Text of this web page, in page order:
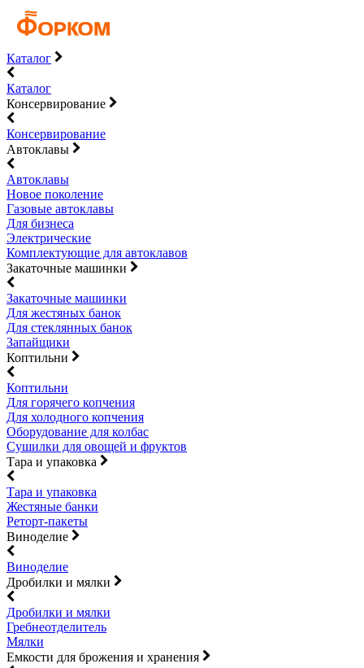
Каталог
Каталог
Консервирование
Консервирование
Автоклавы
Автоклавы
Новое поколение
Газовые автоклавы
Для бизнеса
Электрические
Комплектующие для автоклавов
Закаточные машинки
Закаточные машинки
Для жестяных банок
Для стеклянных банок
Запайщики
Коптильни
Коптильни
Для горячего копчения
Для холодного копчения
Оборудование для колбас
Сушилки для овощей и фруктов
Тара и упаковка
Тара и упаковка
Жестяные банки
Реторт-пакеты
Виноделие
Виноделие
Дробилки и мялки
Дробилки и мялки
Гребнеотделитель
Мялки
Емкости для брожения и хранения